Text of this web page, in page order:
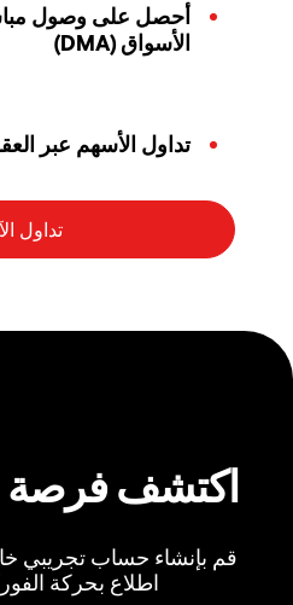
أحصل على وصول
الأسواق (DMA)
تداول الأسهم عبر
اكتشف فرصة
قم بإنشاء حساب تجريبي
اطلاع بحركة